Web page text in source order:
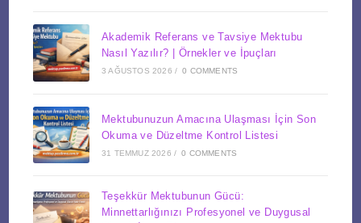
Akademik Referans ve Tavsiye Mektubu
Nasıl Yazılır? | Örnekler ve İpuçları
3 AĞUSTOS 2026 / 0 COMMENTS
Mektubunuzun Amacına Ulaşması İçin Son
Okuma ve Düzeltme Kontrol Listesi
31 TEMMUZ 2026 / 0 COMMENTS
Teşekkür Mektubunun Gücü:
Minnettarlığınızı Profesyonel ve Duygusal